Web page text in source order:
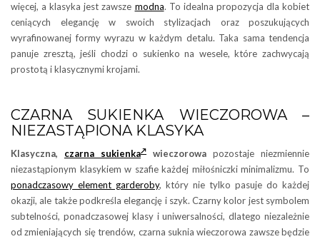
więcej, a klasyka jest zawsze modna. To idealna propozycja dla kobiet
ceniących elegancję w swoich stylizacjach oraz poszukujących
wyrafinowanej formy wyrazu w każdym detalu. Taka sama tendencja
panuje zresztą, jeśli chodzi o sukienko na wesele, które zachwycają
prostotą i klasycznymi krojami.
CZARNA SUKIENKA WIECZOROWA –
NIEZASTĄPIONA KLASYKA
Klasyczna, czarna sukienka wieczorowa pozostaje niezmiennie
niezastąpionym klasykiem w szafie każdej miłośniczki minimalizmu. To
ponadczasowy element garderoby, który nie tylko pasuje do każdej
okazji, ale także podkreśla elegancję i szyk. Czarny kolor jest symbolem
subtelności, ponadczasowej klasy i uniwersalności, dlatego niezależnie
od zmieniających się trendów, czarna suknia wieczorowa zawsze będzie